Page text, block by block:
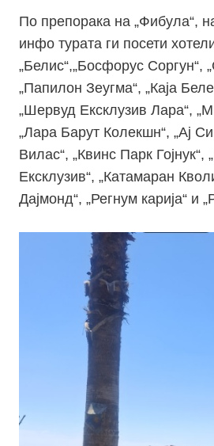
По препорака на „Фибула“,
инфо турата ги посети
​„Белис“,„Босфорус Соргун“,
„Папилон Зеугма“, „Каја
„Шервуд Ексклузив Лара“,
„Лара Барут Колекшн“, „Ај
Вилас“, „Квинс Парк Гојнук“,
Ексклузив“, „Катамаран
Дајмонд“, „Регнум карија“ и